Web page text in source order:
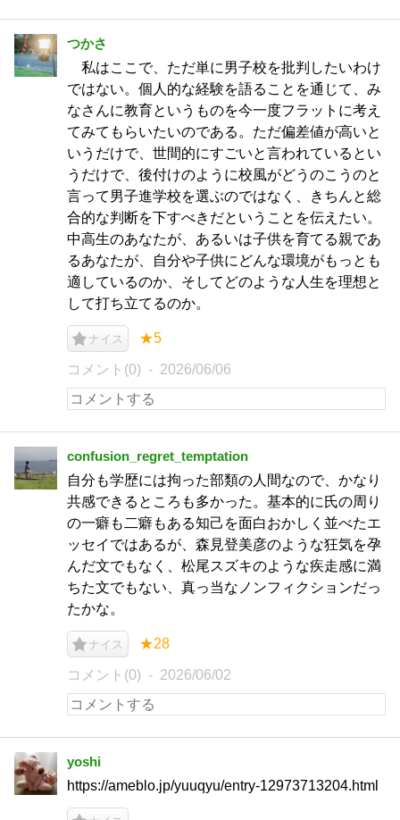
つかさ
私はここで、ただ単に男子校を批判したいわけ
ではない。個人的な経験を語ることを通じて、み
なさんに教育というものを今一度フラットに考え
てみてもらいたいのである。ただ偏差値が高いと
いうだけで、世間的にすごいと言われているとい
うだけで、後付けのように校風がどうのこうのと
言って男子進学校を選ぶのではなく、きちんと総
合的な判断を下すべきだということを伝えたい。
中高生のあなたが、あるいは子供を育てる親であ
るあなたが、自分や子供にどんな環境がもっとも
適しているのか、そしてどのような人生を理想と
して打ち立てるのか。
ナイス ★5
コメント(0) 2026/06/06
confusion_regret_temptation
自分も学歴には拘った部類の人間なので、かなり
共感できるところも多かった。基本的に氏の周り
の一癖も二癖もある知己を面白おかしく並べたエ
ッセイではあるが、森見登美彦のような狂気を孕
んだ文でもなく、松尾スズキのような疾走感に満
ちた文でもない、真っ当なノンフィクションだっ
たかな。
ナイス ★28
コメント(0) 2026/06/02
yoshi
https://ameblo.jp/yuuqyu/entry-12973713204.html